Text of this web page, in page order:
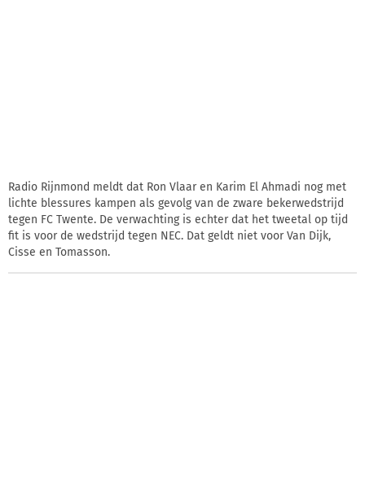
Radio Rijnmond meldt dat Ron Vlaar en Karim El Ahmadi nog met
lichte blessures kampen als gevolg van de zware bekerwedstrijd
tegen FC Twente. De verwachting is echter dat het tweetal op tijd
fit is voor de wedstrijd tegen NEC. Dat geldt niet voor Van Dijk,
Cisse en Tomasson.